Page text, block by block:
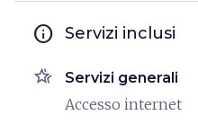
info Servizi inclusi
hotel_class Servizi generali
Accesso internet